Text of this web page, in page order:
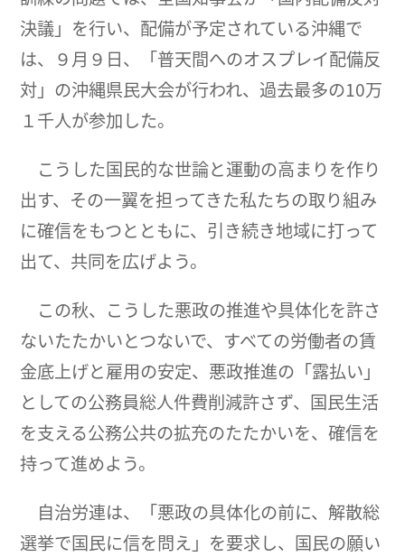
決議」を行い、配備が予定されている沖縄で
は、９月９日、「普天間へのオスプレイ配備反
対」の沖縄県民大会が行われ、過去最多の10万
１千人が参加した。
こうした国民的な世論と運動の高まりを作り
出す、その一翼を担ってきた私たちの取り組み
に確信をもつとともに、引き続き地域に打って
出て、共同を広げよう。
この秋、こうした悪政の推進や具体化を許さ
ないたたかいとつないで、すべての労働者の賃
金底上げと雇用の安定、悪政推進の「露払い」
としての公務員総人件費削減許さず、国民生活
を支える公務公共の拡充のたたかいを、確信を
持って進めよう。
自治労連は、「悪政の具体化の前に、解散総
選挙で国民に信を問え」を要求し、国民の願い